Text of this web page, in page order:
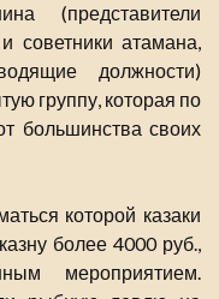
(представители
советники атамана,
должности)
группу, которая по
большинства своих
которой казаки
более 4000 руб.,
мероприятием.